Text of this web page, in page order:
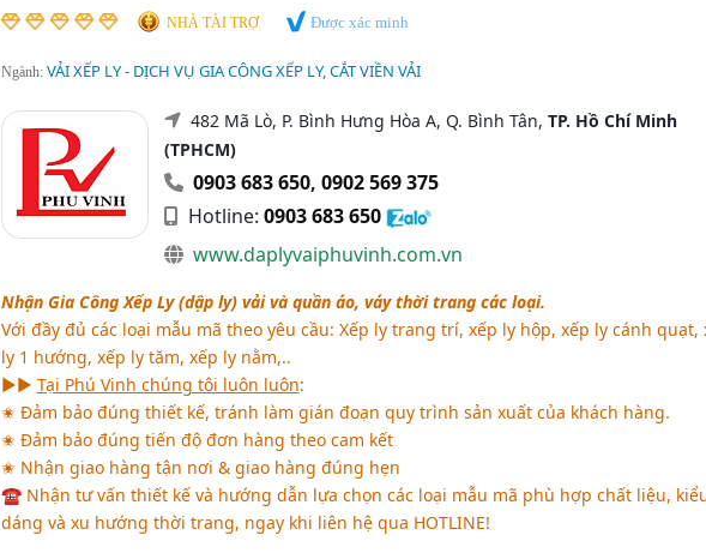
NHÀ TÀI TRỢ Được xác minh
Ngành: VẢI XẾP LY - DỊCH VỤ GIA CÔNG XẾP LY, CẮT VIỀN VẢI
482 Mã Lò, P. Bình Hưng Hòa A, Q. Bình Tân, TP. Hồ Chí Minh
(TPHCM)
0903 683 650, 0902 569 375
Hotline: 0903 683 650
www.daplyvaiphuvinh.com.vn
Nhận Gia Công Xếp Ly (dập ly) vải và quần áo, váy thời trang các loại.
Với đầy đủ các loại mẫu mã theo yêu cầu: Xếp ly trang trí, xếp ly hộp, xếp ly cánh quạt,
ly 1 hướng, xếp ly tăm, xếp ly nằm,..
►► Tại Phú Vinh chúng tôi luôn luôn:
✬ Đảm bảo đúng thiết kế, tránh làm gián đoạn quy trình sản xuất của khách hàng.
✬ Đảm bảo đúng tiến độ đơn hàng theo cam kết
✬ Nhận giao hàng tận nơi & giao hàng đúng hẹn
☎ Nhận tư vấn thiết kế và hướng dẫn lựa chọn các loại mẫu mã phù hợp chất liệu,
dáng và xu hướng thời trang, ngay khi liên hệ qua HOTLINE!